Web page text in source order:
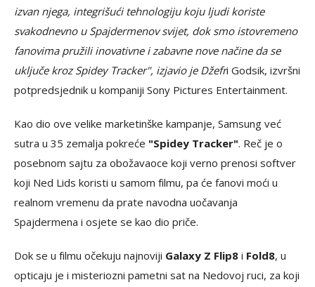
izvan njega, integrišući tehnologiju koju ljudi koriste
svakodnevno u Spajdermenov svijet, dok smo istovremeno
fanovima pružili inovativne i zabavne nove načine da se
uključe kroz Spidey Tracker", izjavio je Džefri Godsik, izvršni
potpredsjednik u kompaniji Sony Pictures Entertainment.
Kao dio ove velike marketinške kampanje, Samsung već
sutra u 35 zemalja pokreće "Spidey Tracker". Reč je o
posebnom sajtu za obožavaoce koji verno prenosi softver
koji Ned Lids koristi u samom filmu, pa će fanovi moći u
realnom vremenu da prate navodna uočavanja
Spajdermena i osjete se kao dio priče.
Dok se u filmu očekuju najnoviji Galaxy Z Flip8 i Fold8, u
opticaju je i misteriozni pametni sat na Nedovoj ruci, za koji